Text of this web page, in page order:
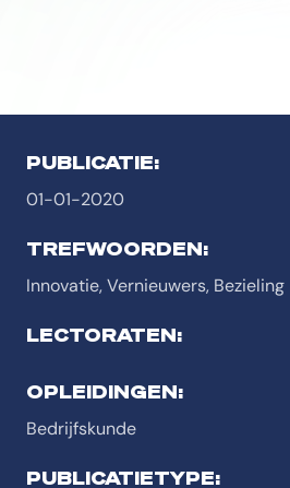
PUBLICATIE:
01-01-2020
TREFWOORDEN:
Innovatie, Vernieuwers, Bezieling
LECTORATEN:
OPLEIDINGEN:
Bedrijfskunde
PUBLICATIETYPE: